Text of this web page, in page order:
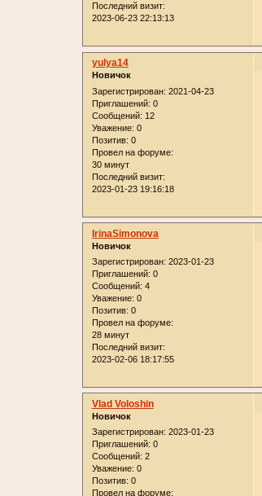
Последний визит:
2023-06-23 22:13:13
yulya14
Новичок
Зарегистрирован: 2021-04-23
Приглашений: 0
Сообщений: 12
Уважение: 0
Позитив: 0
Провел на форуме:
30 минут
Последний визит:
2023-01-23 19:16:18
IrinaSimonova
Новичок
Зарегистрирован: 2023-01-23
Приглашений: 0
Сообщений: 4
Уважение: 0
Позитив: 0
Провел на форуме:
28 минут
Последний визит:
2023-02-06 18:17:55
Vlad Voloshin
Новичок
Зарегистрирован: 2023-01-23
Приглашений: 0
Сообщений: 2
Уважение: 0
Позитив: 0
Провел на форуме: